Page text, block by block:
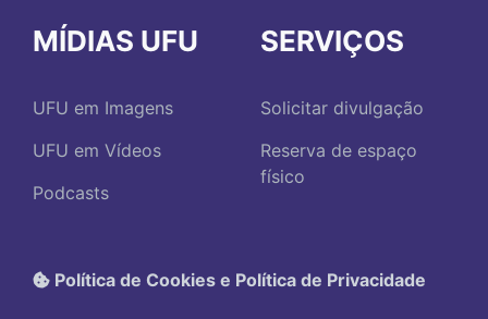
MÍDIAS UFU
UFU em Imagens
UFU em Vídeos
Podcasts
SERVIÇOS
Solicitar divulgação
Reserva de espaço
físico
Política de Cookies e Política de Privacidade